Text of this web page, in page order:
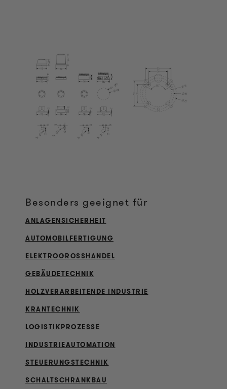
Besonders geeignet für
ANLAGENSICHERHEIT
AUTOMOBILFERTIGUNG
ELEKTROGROSSHANDEL
GEBÄUDETECHNIK
HOLZVERARBEITENDE INDUSTRIE
KRANTECHNIK
LOGISTIKPROZESSE
INDUSTRIEAUTOMATION
STEUERUNGSTECHNIK
SCHALTSCHRANKBAU